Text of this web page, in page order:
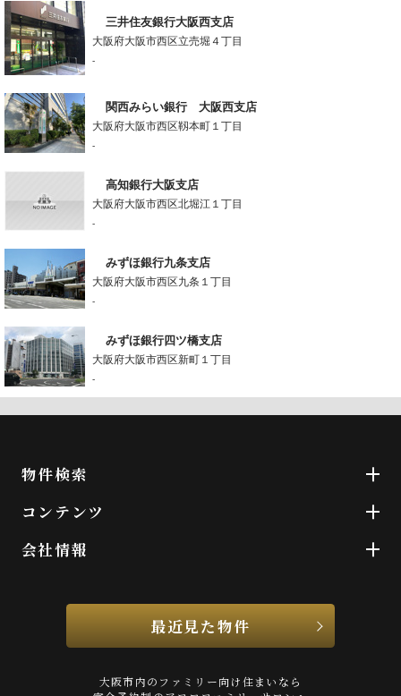
三井住友銀行大阪西支店
大阪府大阪市西区立売堀４丁目
-
関西みらい銀行 大阪西支店
大阪府大阪市西区靱本町１丁目
-
高知銀行大阪支店
大阪府大阪市西区北堀江１丁目
-
みずほ銀行九条支店
大阪府大阪市西区九条１丁目
-
みずほ銀行四ツ橋支店
大阪府大阪市西区新町１丁目
-
物件検索
コンテンツ
会社情報
最近見た物件
大阪市内のファミリー向け住まいなら